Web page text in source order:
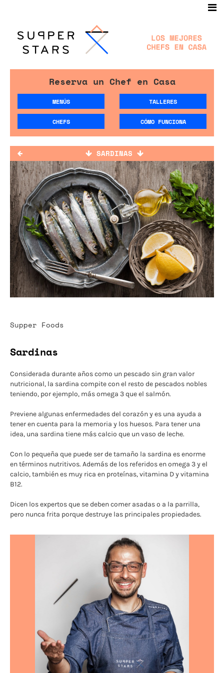
Reserva un Chef en Casa
MENÚS TALLERES
CHEFS CÓMO FUNCIONA
SARDINAS
Supper Foods
Sardinas
Considerada durante años como un pescado sin gran valor
nutricional, la sardina compite con el resto de pescados nobles
teniendo, por ejemplo, más omega 3 que el salmón.
Previene algunas enfermedades del corazón y es una ayuda a
tener en cuenta para la memoria y los huesos. Para tener una
idea, una sardina tiene más calcio que un vaso de leche.
Con lo pequeña que puede ser de tamaño la sardina es enorme
en términos nutritivos. Además de los referidos en omega 3 y el
calcio, también es muy rica en proteínas, vitamina D y vitamina
B12.
Dicen los expertos que se deben comer asadas o a la parrilla,
pero nunca frita porque destruye las principales propiedades.